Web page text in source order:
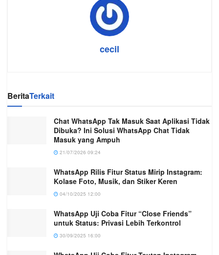
cecil
BeritaTerkait
Chat WhatsApp Tak Masuk Saat Aplikasi Tidak
Dibuka? Ini Solusi WhatsApp Chat Tidak
Masuk yang Ampuh
21/07/2026 09:24
WhatsApp Rilis Fitur Status Mirip Instagram:
Kolase Foto, Musik, dan Stiker Keren
04/10/2025 12:00
WhatsApp Uji Coba Fitur “Close Friends”
untuk Status: Privasi Lebih Terkontrol
30/09/2025 16:00